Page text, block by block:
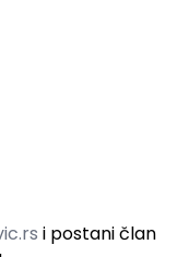
i postani član